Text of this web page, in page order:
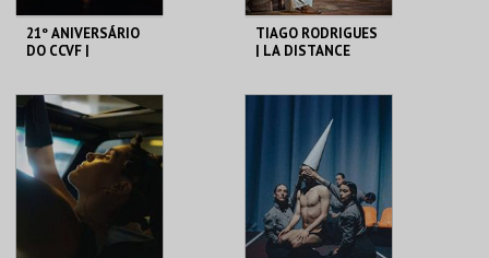
21º ANIVERSÁRIO
DO CCVF |
C. CULTURAL VILA
FLOR
MAIS INFO
COMPRAR
TIAGO RODRIGUES
| LA DISTANCE
MAIS INFO
COMPRAR